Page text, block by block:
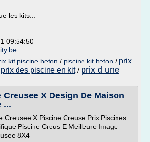
les kits...
09:54:50
kit piscine beton / piscine kit beton / prix
prix des piscine en kit/ prix d une
Creusee X Design De Maison
...
Creusee X Piscine Creuse Prix Piscines
Piscine Creus E Meilleure Image
8X4